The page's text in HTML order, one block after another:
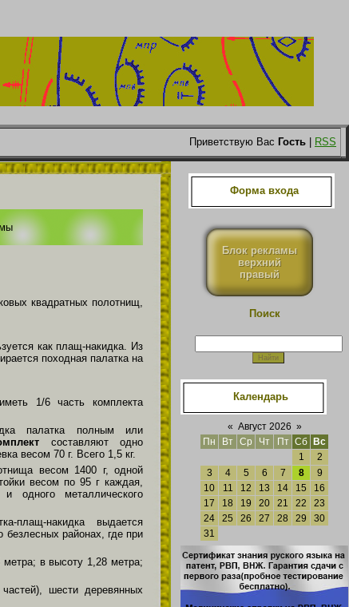
Приветствую Вас Гость RSS
квадратных полотнищ,
как плащ-накидка. Из
походная палатка на
1/6 часть комплекта
палатка полным или
составляют одно
весом 70 г. Всего 1,5 кг.
весом 1400 г, одной
весом по 95 г каждая,
одного металлического
плащ-накидка выдается
районах, где при
в высоту 1,28 метра;
шести деревянных
Форма входа
Блок рекламы
верхний
правый
Поиск
Календарь
« Август 2026 »
Пн
Вт Ср Чт Пт Сб
Вс
1
2
3
4 5 6 7 8
9
10
11 12 13 14 15
16
17
18 19 20 21 22
23
24
25 26 27 28 29
30
31